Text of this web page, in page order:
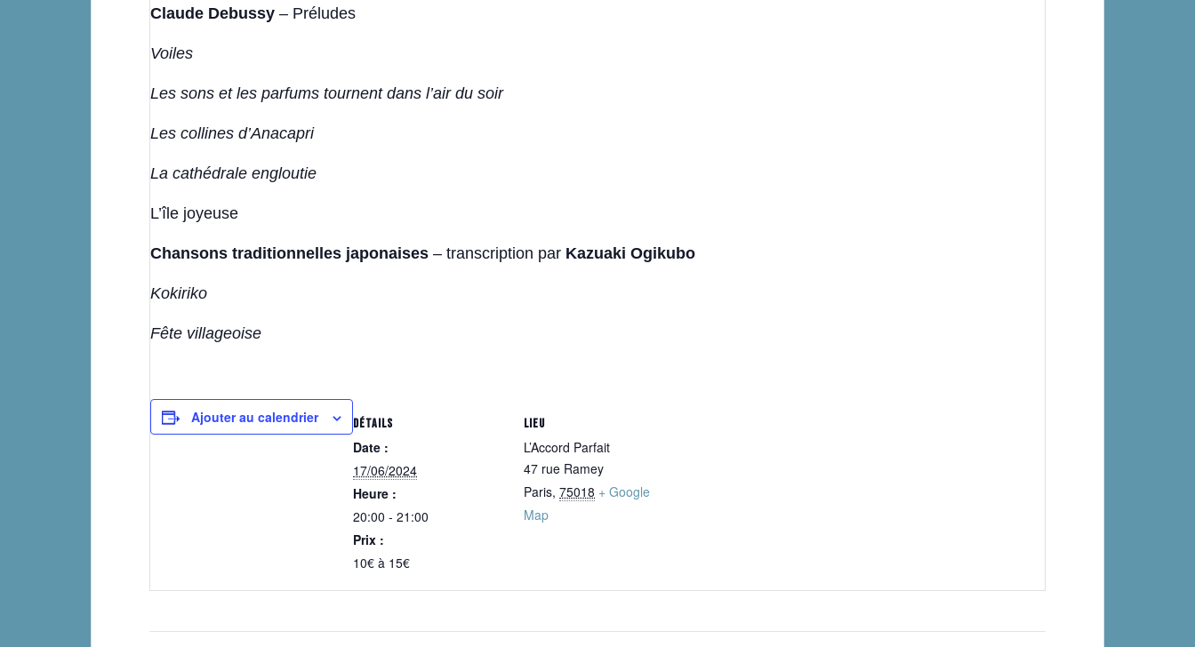
Claude Debussy – Préludes
Voiles
Les sons et les parfums tournent dans l’air du soir
Les collines d’Anacapri
La cathédrale engloutie
L’île joyeuse
Chansons traditionnelles japonaises – transcription par Kazuaki Ogikubo
Kokiriko
Fête villageoise
Ajouter au calendrier DÉTAILS
Date :
17/06/2024
Heure :
20:00 - 21:00
Prix :
10€ à 15€
LIEU
L’Accord Parfait
47 rue Ramey
Paris, 75018 + Google
Map